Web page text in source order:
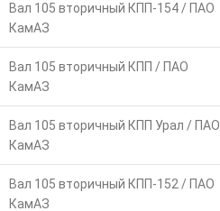
Вал 105 вторичный КПП-154 / ПАО
КамАЗ
Вал 105 вторичный КПП / ПАО
КамАЗ
Вал 105 вторичный КПП Урал / ПАО
КамАЗ
Вал 105 вторичный КПП-152 / ПАО
КамАЗ